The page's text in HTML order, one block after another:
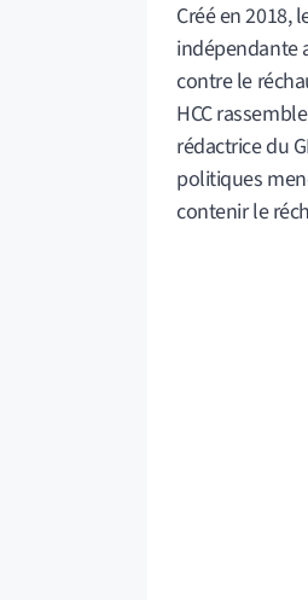
Créé en 2018,
indépendante
contre le
HCC
rédactrice du
politiques
contenir le